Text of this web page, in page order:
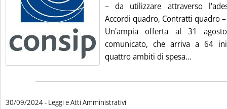
– da utilizzare attraverso
Accordi quadro, Contratti quadro
Un'ampia offerta al 31
comunicato, che arriva a 64
quattro ambiti di spesa...
30/09/2024- Leggi e Atti Amministrativi